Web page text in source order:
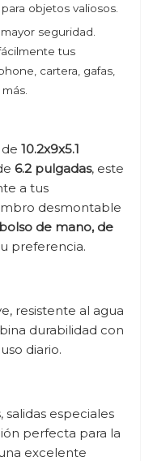
objetos valiosos.
seguridad.
tus
cartera, gafas,
10.2x9x5.1
6.2 pulgadas, este
a tus
desmontable
bolso de mano, de
preferencia.
resistente al agua
durabilidad con
diario.
salidas especiales
perfecta para la
excelente